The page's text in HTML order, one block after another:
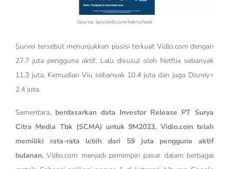
Source: liputan6.com/tekno/read
Survei tersebut menunjukkan posisi terkuat Vidio.com dengan
27.7 juta pengguna aktif. Lalu disusul oleh Netflix sebanyak
11.3 juta. Kemudian Viu sebanyak 10.4 juta dan juga Disney+
2.4 juta.
Sementara, berdasarkan data Investor Release PT Surya
Citra Media Tbk(SCMA) untuk 9M2023, Vidio.com telah
memiliki rata-rata lebih dari 59 juta pengguna aktif
bulanan. Vidio.com menjadi pemimpin pasar dalam berbagai